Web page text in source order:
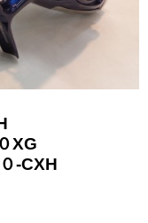
XG
-CXH